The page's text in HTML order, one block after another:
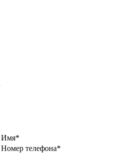
Имя*
Номер телефона*